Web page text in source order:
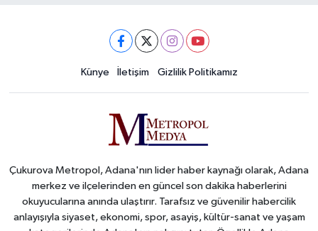
Künye İletişim Gizlilik Politikamız
Çukurova Metropol, Adana'nın lider haber kaynağı olarak, Adana
merkez ve ilçelerinden en güncel son dakika haberlerini
okuyucularına anında ulaştırır. Tarafsız ve güvenilir habercilik
anlayışıyla siyaset, ekonomi, spor, asayiş, kültür-sanat ve yaşam